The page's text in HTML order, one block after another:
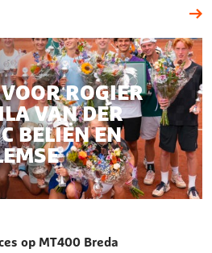
ROGIER
VAN DER
BELIËN EN
op MT400 Breda